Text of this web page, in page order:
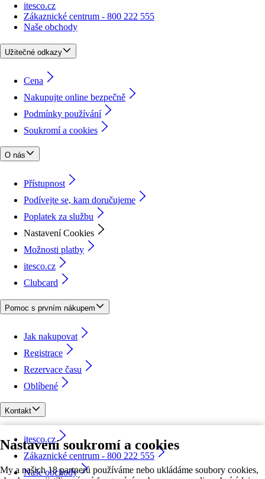
Nastavení soukromí a cookies
My a našich 18 partnerů používáme nebo ukládáme soubory cookies,
itesco.cz
Zákaznické centrum - 800 222 555
Naše obchody
Užitečné odkazy
Cena
Nakupujte online bezpečně
Podmínky používání
Soukromí a cookies
O nás
Přístupnost
Podívejte se, kam doručujeme
Poplatek za službu
Nastavení Cookies
Možnosti platby
itesco.cz
Clubcard
Pomoc s prvním nákupem
Jak nakupovat
Registrace
Rezervace času
Oblíbené
Kontakt
itesco.cz
Zákaznické centrum - 800 222 555
Naše obchody